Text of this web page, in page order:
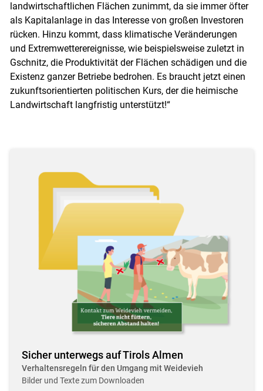
landwirtschaftlichen Flächen zunimmt, da sie immer öfter
als Kapitalanlage in das Interesse von großen Investoren
rücken. Hinzu kommt, dass klimatische Veränderungen
und Extremwetterereignisse, wie beispielsweise zuletzt in
Gschnitz, die Produktivität der Flächen schädigen und die
Existenz ganzer Betriebe bedrohen. Es braucht jetzt einen
zukunftsorientierten politischen Kurs, der die heimische
Landwirtschaft langfristig unterstützt!“
Sicher unterwegs auf Tirols Almen
Verhaltensregeln für den Umgang mit Weidevieh
Bilder und Texte zum Downloaden